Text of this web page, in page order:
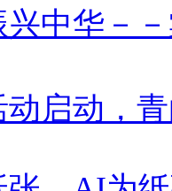
中华－
启动，